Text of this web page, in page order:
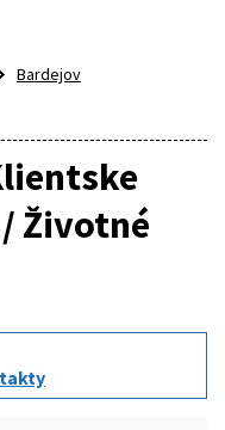
Bardejov
Životné